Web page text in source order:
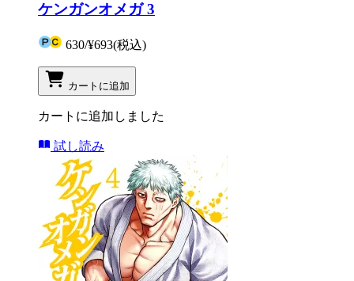
ケンガンオメガ 3
630/¥693(税込)
カートに追加
カートに追加しました
試し読み